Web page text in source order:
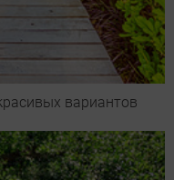
вариантов